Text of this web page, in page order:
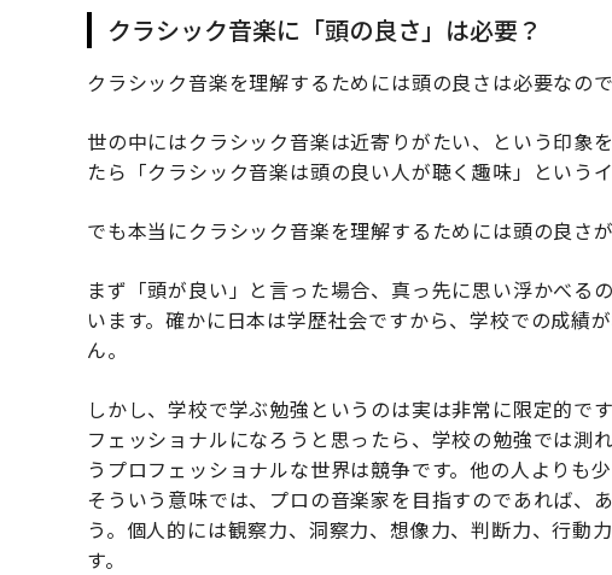
クラシック音楽に「頭の良さ」は必要？
クラシック音楽を理解するためには頭の良さは必要なので
世の中にはクラシック音楽は近寄りがたい、という印象
たら「クラシック音楽は頭の良い人が聴く趣味」という
でも本当にクラシック音楽を理解するためには頭の良さ
まず「頭が良い」と言った場合、真っ先に思い浮かべる
います。確かに日本は学歴社会ですから、学校での成績
ん。
しかし、学校で学ぶ勉強というのは実は非常に限定的で
フェッショナルになろうと思ったら、学校の勉強では測
うプロフェッショナルな世界は競争です。他の人よりも
そういう意味では、プロの音楽家を目指すのであれば、
う。個人的には観察力、洞察力、想像力、判断力、行動
す。